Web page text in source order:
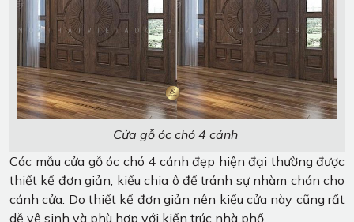
Cửa gỗ óc chó 4 cánh
Các mẫu cửa gỗ óc chó 4 cánh đẹp hiện đại thường được
thiết kế đơn giản, kiểu chia ô để tránh sự nhàm chán cho
cánh cửa. Do thiết kế đơn giản nên kiểu cửa này cũng rất
dễ vệ sinh và phù hợp với kiến trúc nhà phố.